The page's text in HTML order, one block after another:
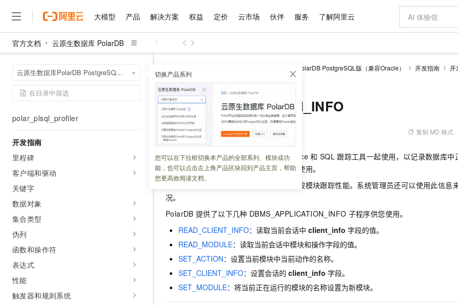
大模型 产品 解决方案 权益 定价 云市场 伙伴 服务 了解阿里云
官方文档 云原生数据库 PolarDB
云原生数据库PolarDB PostgreSQL版（兼容Oracle） 切换产品系列
您可以在下拉框切换本产品的全部系列、模块或功
能，也可以点击左上角产品区块回到产品主页，帮助
您更高效阅读文档。
pg_hint_plan
ZomboDB
varbitx
polar_sql_mapping
polar_plsql_profiler
开发指南
里程碑
客户端和驱动
关键字
数据对象
集合类型
伪列
函数和操作符
表达式
性能
触发器和规则系统
云原生数据库PolarDB PostgreSQL版（兼容Oracle） 开发指南
开
内置包
DBMS_APPLICATION_INFO
更新时间：2022-02-11 08:47:26 复制 MD 格式
DBMS_APPLICATION_INFO 包可与 Trace 和 SQL 跟踪工具一起使用，以记录数据库
名称，以便后续跟踪模块的性能以及调试使用。
应用程序允许系统管理员和性能调整专家按模块跟踪性能。系统管理员还可以使用此信息
况。
PolarDB 提供了以下几种 DBMS_APPLICATION_INFO 子程序供您使用。
READ_CLIENT_INFO：读取当前会话中 client_info 字段的值。
READ_MODULE：读取当前会话中模块和操作字段的值。
SET_ACTION：设置当前模块中当前动作的名称。
SET_CLIENT_INFO：设置会话的 client_info 字段。
SET_MODULE：将当前正在运行的模块的名称设置为新模块。
大模型
大模型
大模型
文本生成
Qwen3.8-Max HOT
智能体时代全能旗舰模型
Qwen3.7-Plus
能看、能想、能动手的多模态智能体模型
视觉 Coding、空间感知、多模态思考等全面升级
Kimi-K3 NEW
Kimi 最新旗舰模型，长程编程与推理利器
Deepseek-v4-pro
1M上下文，专为长程任务能力而生
图片和
大模型服务
千问AI平台-Token Plan
AI 应用构建
产品
精选产品
计算
容器
存储
网络与CDN
安全
中间件
数据库
精选产品
大模型服务平台百炼
大模型服务与应用平台
千问大模型
多元化、高性能、安全可靠的大模型服务
无影云电脑
随时随地安全接入的云上超级电脑
云解析DNS
面向分析的企业级SaaS模式云数据仓库
域名与网站
对象存储 OSS
一站式AI开发、训练和推理服务
Qoder CN
基于千问大模型等，支持代码智能生成、研发智能问答
提供一站式管理容器应用的 K8s 服务
面向真实软件
解决方案
精选解决方案
互联网应用开发
大数据
安全
网络
上云与迁云
企业出海
精选解决方案
睿译宝，AI翻译排版一步到位
上传文档即自动完成翻译和格式还原
GLM-5.2：长任务时代开源旗舰模型
真正可用的 1M 上下文,一次完成代码全链路开发
Hermes Agent，打造自进化智能体
自主进化，持久记忆，越用越聪明
快速拥有专属 OpenClaw
即刻拥有 DeepSeek-V4-Pro
轻松解锁专属 DeepSeek-V4-Pro
从聊天伙伴进化为能主动干活的本地数字员工
Claude Code + GStack 打造工程团队
安装技能 GStack，拥有专属 AI 工程团队
权益 普惠上云
普惠上云 官方力荐
云服务器38元/年起，超值低价云产品抢先购
官方推荐返现计划
推荐新用户得奖励，单订单最高返9万
云工开物
高校专属算力普惠，学生认证享300元代金券
免费试用
最高领取价值200元试用点，立即开启云上创新
AI 产品 免费试用
1亿+ 大模型 tokens 和 30+ 款产品免费体验
140+云产品 免费试用
产品新客免费试用，最长12个月
AI 特惠
智启 AI 普惠权益
阿里云 OPC 创新助力计划
至高百万元 Token 补贴，加速一人公司成长
Qwen3.8-Max 首发尝鲜，限时加量 10 倍，夜间低至2折
千问办公，限时限量积分加倍
你的AI工作搭子，覆盖日常办公高频场景
送.CN域名，送备案服务码
Night Plan 支持 Qwen 3.8-Max
夜间 5 折，Qwen/Meoo/TokenPlan 客户专享
AI 场景体
图文、视频一
0 代码专业建
定价 产品定价
了解云产品的定价详情
云上成本管理
管理和优化成本
价格计算器
自助选配和估算价格
价格优势
推动算力普惠，释放技术红利
配置报价
云市场 精选商城
网站建设
多端小程序
Salesforce 国际版订阅
友盟天域
观测云
Tuya 物联网平台阿里云版
Tableau 订阅
AI空中课堂在线直播课堂（旗舰版）
生态解决方案
数据与 API
数据集
身份实名认证
短信
OCR 文字识别
发票查验
天气预报查询
企业应用
ERP
CRM
基础软件
Docker
JAVA
操作系统
伙伴 成为销售伙伴
分销伙伴
咨询伙伴
销售伙伴合作计划
Salesforce On Alibaba Cloud
Consulting Partner 合作计划
AI 大模型销售与服务生态合作计划
成为产品伙伴
产品生态集成认证中心
产品生态伙伴工作台
产品伙伴
数据库合作
云网络合作
计划
服务 售前咨询
在线服务
售后服务
自助服务
工单服务
短信专区
企业增值服务
企业支持计划
企业增值服务台
服务实践
创新中心
阿里云认证
健康状态
了解阿里云 为什么选择阿里云
什么是云计算
技术领先
稳定可靠
安全合规
分析师报告
研究报告与白皮书
天池大赛
云开发大赛
入门学习赛
最佳实践
云上春晚
云栖战略参考
云上的中国
看见新力量
金融模力时刻
客户案例
市场活动
活动全景
魔搭
魔搭